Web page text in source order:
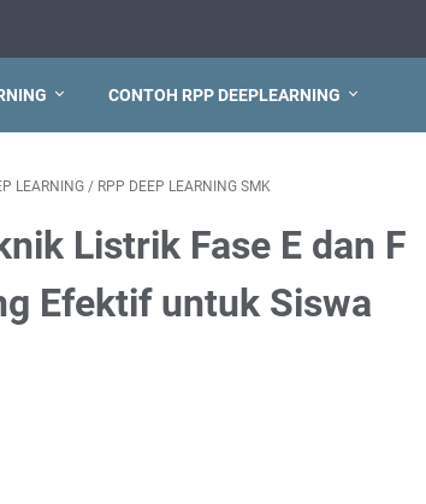
CONTOH RPP DEEPLEARNING
LEARNING / RPP DEEP LEARNING SMK
Listrik Fase E dan F
Efektif untuk Siswa